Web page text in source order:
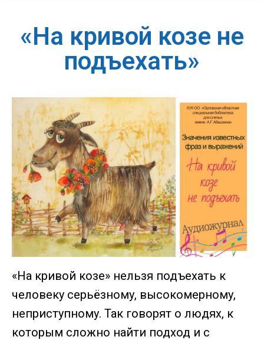
«На кривой козе не
подъехать»
«На кривой козе» нельзя подъехать к
человеку серьёзному, высокомерному,
неприступному. Так говорят о людях, к
которым сложно найти подход и с